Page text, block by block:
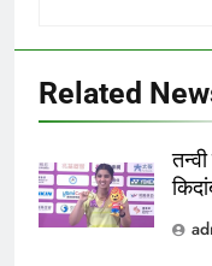
Related